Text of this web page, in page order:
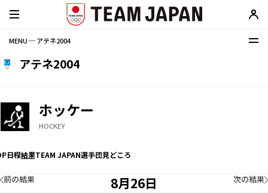
MENU ─ アテネ2004
アテネ2004
ホッケー
HOCKEY
日程結果TEAM JAPAN選手団見どころ
8月26日
前の結果 次の結果